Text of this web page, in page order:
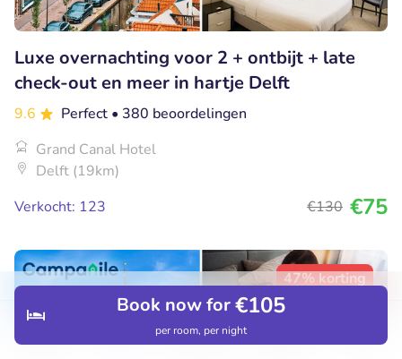
Restaurants
Book now for€105
per room, per night
Luxe overnachting voor 2 + ontbijt + late
check-out en meer in hartje Delft
9.6 Perfect • 380 beoordelingen
Grand Canal Hotel
Delft (19km)
Verkocht: 123
€130 €75
47% korting